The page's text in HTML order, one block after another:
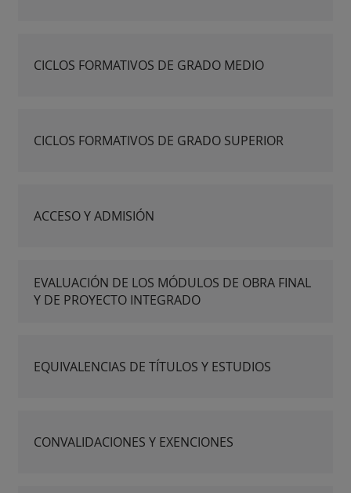
CICLOS FORMATIVOS DE GRADO MEDIO
CICLOS FORMATIVOS DE GRADO SUPERIOR
ACCESO Y ADMISIÓN
EVALUACIÓN DE LOS MÓDULOS DE OBRA FINAL
Y DE PROYECTO INTEGRADO
EQUIVALENCIAS DE TÍTULOS Y ESTUDIOS
CONVALIDACIONES Y EXENCIONES